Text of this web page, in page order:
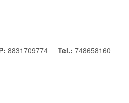
8831709774 Tel.:748658160